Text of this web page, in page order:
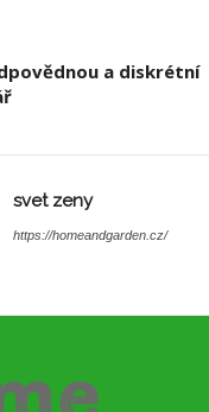
a diskrétní
svet zeny
https://homeandgarden.cz/